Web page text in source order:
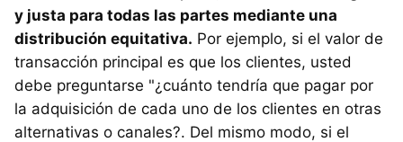
y justa para todas las partes mediante una
distribución equitativa. Por ejemplo, si el valor de
transacción principal es que los clientes, usted
debe preguntarse "¿cuánto tendría que pagar por
la adquisición de cada uno de los clientes en otras
alternativas o canales?. Del mismo modo, si el